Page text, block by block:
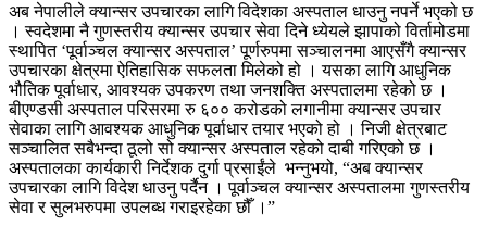
अब नेपालीले क्यान्सर उपचारका लागि विदेशका अस्पताल धाउनु नपर्ने भएको छ
। स्वदेशमा नै गुणस्तरीय क्यान्सर उपचार सेवा दिने ध्येयले झापाको विर्तामोडमा
स्थापित ‘पूर्वाञ्चल क्यान्सर अस्पताल’ पूर्णरुपमा सञ्चालनमा आएसँगै क्यान्सर
उपचारका क्षेत्रमा ऐतिहासिक सफलता मिलेको हो । यसका लागि आधुनिक
भौतिक पूर्वाधार, आवश्यक उपकरण तथा जनशक्ति अस्पतालमा रहेको छ ।
बीएण्डसी अस्पताल परिसरमा रु ६०० करोडको लगानीमा क्यान्सर उपचार
सेवाका लागि आवश्यक आधुनिक पूर्वाधार तयार भएको हो । निजी क्षेत्रबाट
सञ्चालित सबैभन्दा ठूलो सो क्यान्सर अस्पताल रहेको दाबी गरिएको छ ।
अस्पतालका कार्यकारी निर्देशक दुर्गा प्रसाईंले भन्नुभयो, “अब क्यान्सर
उपचारका लागि विदेश धाउनु पर्दैन । पूर्वाञ्चल क्यान्सर अस्पतालमा गुणस्तरीय
सेवा र सुलभरुपमा उपलब्ध गराइरहेका छौँ ।”